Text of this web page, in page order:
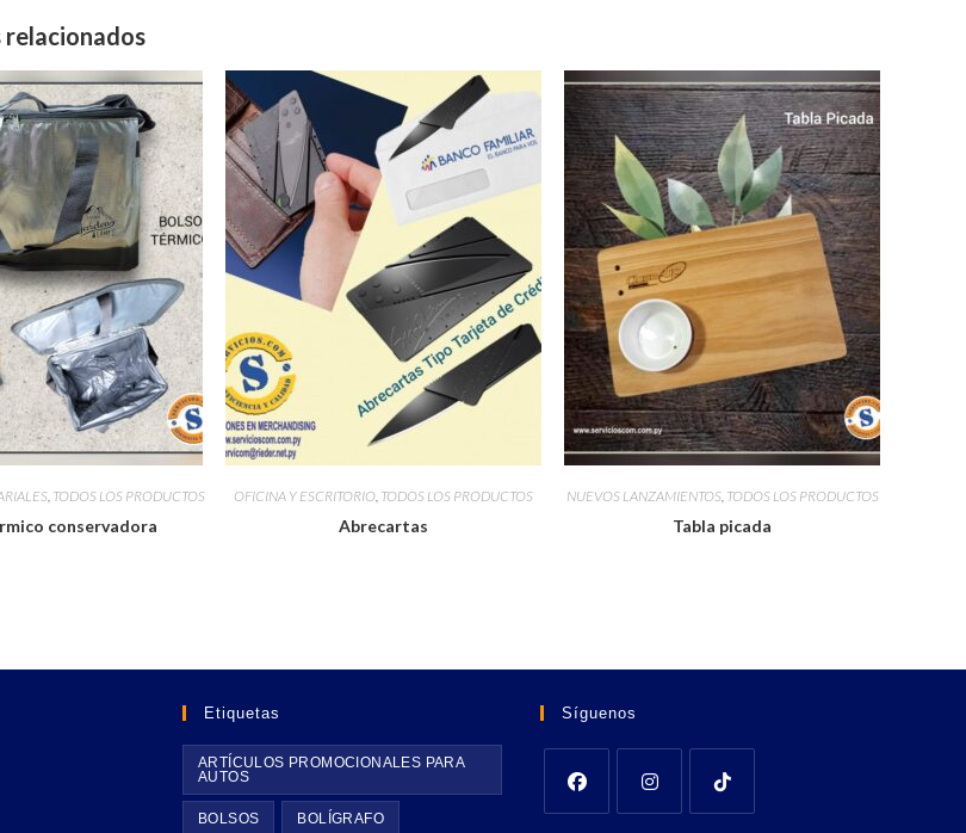
, TODOS LOS PRODUCTOS
conservadora
OFICINA Y ESCRITORIO, TODOS LOS PRODUCTOS
Abrecartas
NUEVOS LANZAMIENTOS, TODOS LOS PRODUCTOS
Tabla picada
Etiquetas
ARTÍCULOS PROMOCIONALES PARA
AUTOS
BOLSOS BOLÍGRAFO
Síguenos